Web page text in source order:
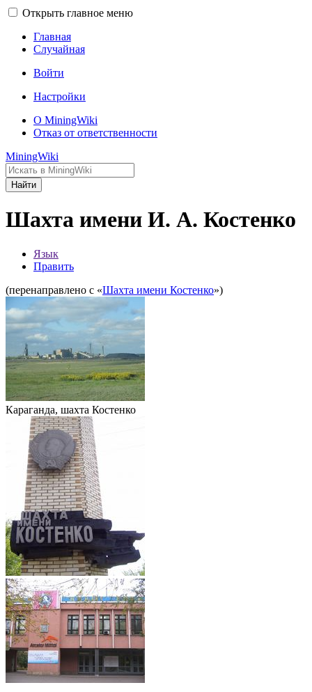
Открыть главное меню
Главная
Случайная
Войти
Настройки
О MiningWiki
Отказ от ответственности
MiningWiki
Найти
Шахта имени И. А. Костенко
Язык
Править
(перенаправлено с «Шахта имени Костенко»)
Караганда, шахта Костенко